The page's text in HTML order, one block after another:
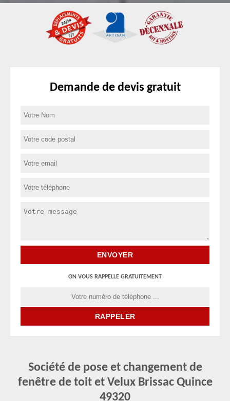
Demande de devis gratuit
ON VOUS RAPPELLE GRATUITEMENT
Société de pose et changement de
fenêtre de toit et Velux Brissac Quince
49320